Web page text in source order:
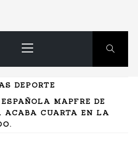
principal
DEPORTE
MAPFRE DE
CUARTA EN LA